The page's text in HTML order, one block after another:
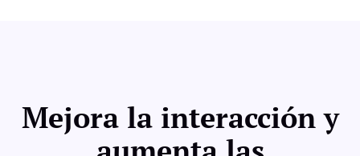
Mejora la interacción y